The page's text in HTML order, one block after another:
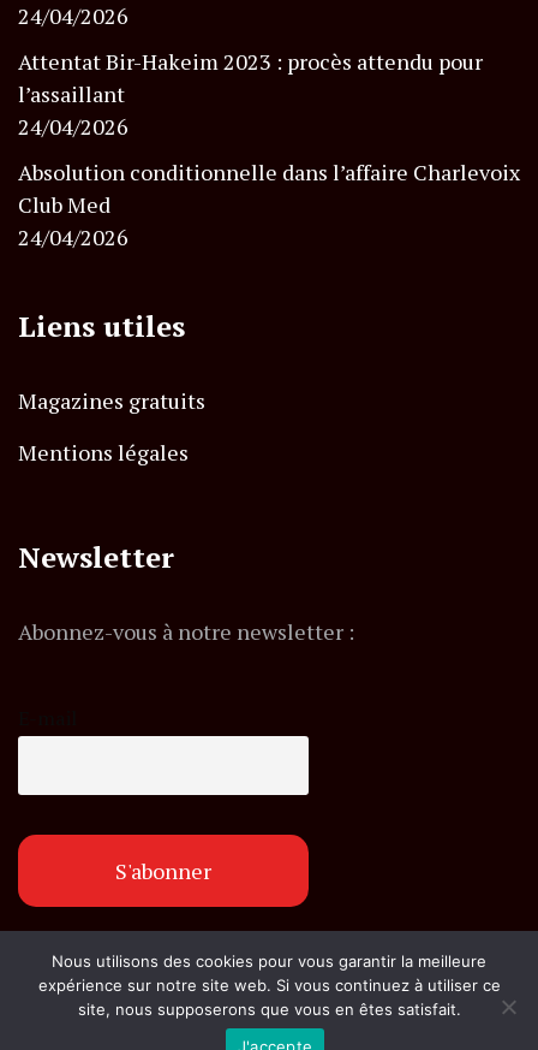
24/04/2026
Attentat Bir-Hakeim 2023 : procès attendu pour
l’assaillant
24/04/2026
Absolution conditionnelle dans l’affaire Charlevoix
Club Med
24/04/2026
Liens utiles
Magazines gratuits
Mentions légales
Newsletter
Abonnez-vous à notre newsletter :
© Copyright flashexpress.fr. Tous droits réservés.
Nous utilisons des cookies pour vous garantir la meilleure
expérience sur notre site web. Si vous continuez à utiliser ce
site, nous supposerons que vous en êtes satisfait.
J'accepte